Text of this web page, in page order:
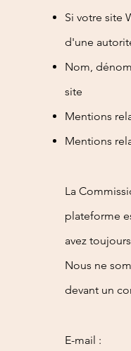
Si votre site
d'une
Nom,
site
Mentions
Mentions
La
plateforme
avez
Nous ne
devant un
E-mail :